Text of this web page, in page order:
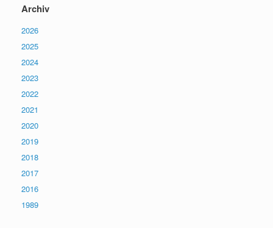
Archiv
2026
2025
2024
2023
2022
2021
2020
2019
2018
2017
2016
1989